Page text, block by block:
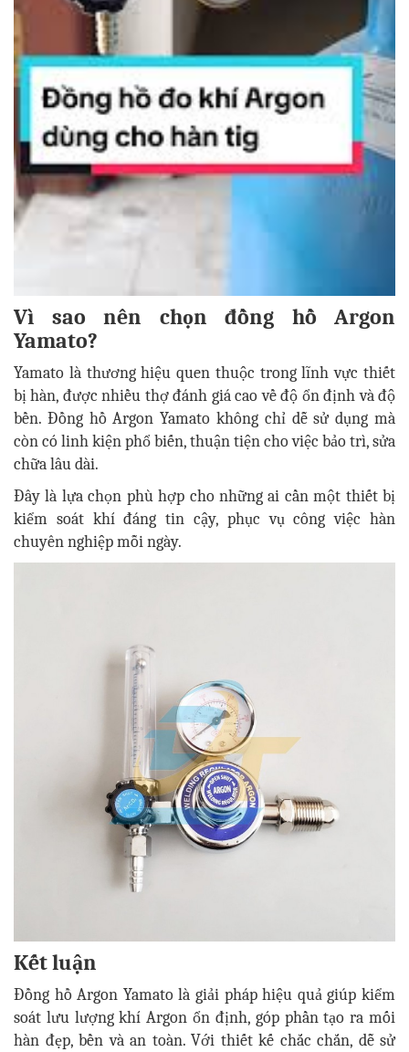
Vì sao nên chọn đồng hồ Argon
Yamato?
Yamato là thương hiệu quen thuộc trong lĩnh vực thiết
bị hàn, được nhiều thợ đánh giá cao về độ ổn định và độ
bền. Đồng hồ Argon Yamato không chỉ dễ sử dụng mà
còn có linh kiện phổ biến, thuận tiện cho việc bảo trì, sửa
chữa lâu dài.
Đây là lựa chọn phù hợp cho những ai cần một thiết bị
kiểm soát khí đáng tin cậy, phục vụ công việc hàn
chuyên nghiệp mỗi ngày.
Kết luận
Đồng hồ Argon Yamato là giải pháp hiệu quả giúp kiểm
soát lưu lượng khí Argon ổn định, góp phần tạo ra mối
hàn đẹp, bền và an toàn. Với thiết kế chắc chắn, dễ sử